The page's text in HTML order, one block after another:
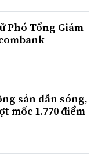
Phó Tổng Giám
sản dẫn sóng,
mốc 1.770 điểm